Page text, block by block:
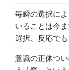
毎瞬の選択に
いることは今
選択、反応で
意識の正体つ